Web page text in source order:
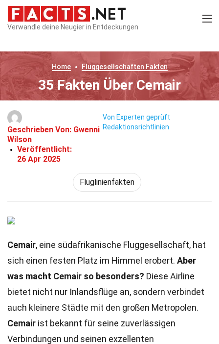
Verwandle deine Neugier in Entdeckungen
Home Fluggesellschaften Fakten
35 Fakten Über Cemair
Geschrieben Von: Gwenni
Wilson
Veröffentlicht:
26 Apr 2025
Von Experten geprüft
Redaktionsrichtlinien
Fluglinienfakten
Cemair, eine südafrikanische Fluggesellschaft, hat
sich einen festen Platz im Himmel erobert. Aber
was macht Cemair so besonders? Diese Airline
bietet nicht nur Inlandsflüge an, sondern verbindet
auch kleinere Städte mit den großen Metropolen.
Cemair ist bekannt für seine zuverlässigen
Verbindungen und seinen exzellenten